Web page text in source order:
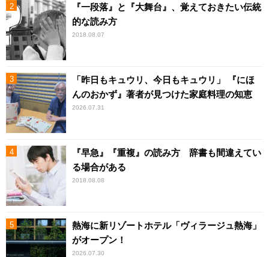
『一段落』と『大舞台』、覚えておきたい伝統
的な読み方
2018.08.07
「昨日もキュウリ、今日もキュウリ」 『にほ
んのおかず』著者が見つけた家庭料理の知恵
2026.07.31
『早急』『重複』の読み方 辞書も間違えてい
る場合がある
2018.08.08
熱海に新リゾートホテル「ヴィラージュ熱海」
がオープン！
2026.07.30